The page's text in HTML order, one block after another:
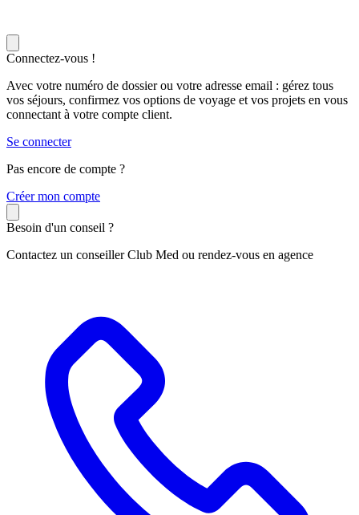
Connectez-vous !
Avec votre numéro de dossier ou votre adresse email : gérez tous
vos séjours, confirmez vos options de voyage et vos projets en vous
connectant à votre compte client.
Se connecter
Pas encore de compte ?
Créer mon compte
Besoin d'un conseil ?
Contactez un conseiller Club Med ou rendez-vous en agence